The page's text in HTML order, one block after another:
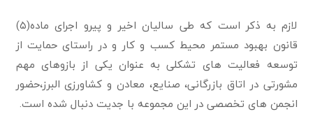
لازم به ذکر است که طی سالیان اخیر و پیرو اجرای ماده(۵)
قانون بهبود مستمر محیط کسب و کار و در راستای حمایت از
توسعه فعالیت های تشکلی به عنوان یکی از بازوهای مهم
مشورتی در اتاق بازرگانی، صنایع، معادن و کشاورزی البرز،حضور
انجمن های تخصصی در این مجموعه با جدیت دنبال شده است.